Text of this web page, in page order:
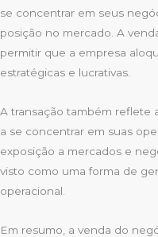
se concentrar em seus
posição no mercado. A
permitir que a empresa
estratégicas e lucrativas.
A transação também reflete
a se concentrar em suas
exposição a mercados e
visto como uma forma de
operacional.
Em resumo, a venda do